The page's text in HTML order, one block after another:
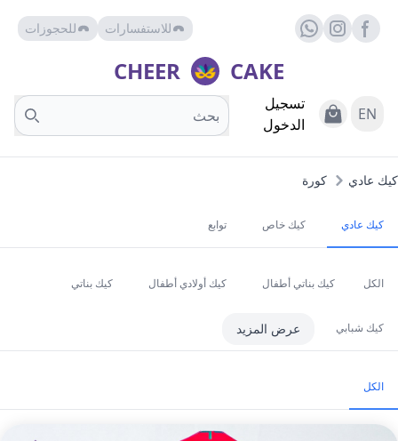
Facebook page
insta
whats للاستفسارات للحجوزات
CHEER CAKE
EN
View Cart
تسجيل
الدخول
Search
كيك عادي كورة
كيك عادي كيك خاص توابع
الكل كيك بناتي أطفال كيك أولادي أطفال كيك بناتي
كيك شبابي عرض المزيد
الكل